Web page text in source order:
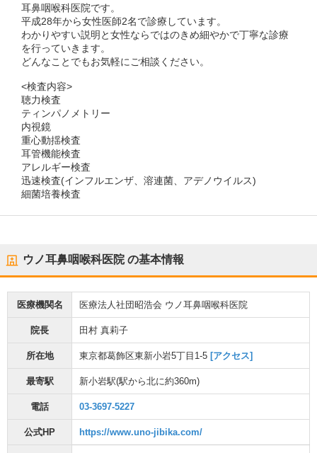
耳鼻咽喉科医院です。
平成28年から女性医師2名で診療しています。
わかりやすい説明と女性ならではのきめ細やかで丁寧な診療
を行っていきます。
どんなことでもお気軽にご相談ください。
<検査内容>
聴力検査
ティンパノメトリー
内視鏡
重心動揺検査
耳管機能検査
アレルギー検査
迅速検査(インフルエンザ、溶連菌、アデノウイルス)
細菌培養検査
ウノ耳鼻咽喉科医院の基本情報
医療機関名 医療法人社団昭浩会 ウノ耳鼻咽喉科医院
院長 田村 真莉子
所在地 東京都葛飾区東新小岩5丁目1-5 [アクセス]
最寄駅 新小岩駅(駅から北に約360m)
電話 03-3697-5227
公式HP https://www.uno-jibika.com/